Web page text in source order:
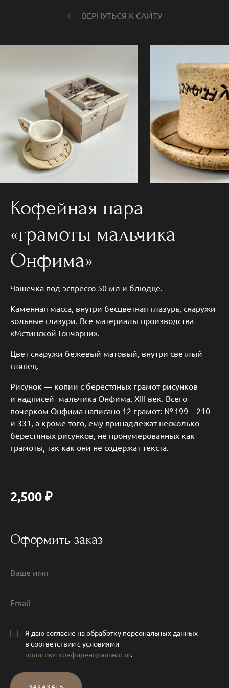
ВЕРНУТЬСЯ К САЙТУ
Кофейная пара
«грамоты мальчика
Онфима»
Чашечка под эспрессо 50 мл и блюдце.
Каменная масса, внутри бесцветная глазурь, снаружи
зольные глазури. Все материалы производства
«Мстинской Гончарни».
Цвет снаружи бежевый матовый, внутри светлый
глянец.
Рисунок — копии с берестяных грамот рисунков
и надписей мальчика Онфима, XIII век. Всего
почерком Онфима написано 12 грамот: № 199—210
и 331, а кроме того, ему принадлежат несколько
берестяных рисунков, не пронумерованных как
грамоты, так как они не содержат текста.
2,500₽
Оформить заказ
Я даю согласие на обработку персональных данных
в соответствии с условиями
политики конфиденциальности.
ЗАКАЗАТЬ